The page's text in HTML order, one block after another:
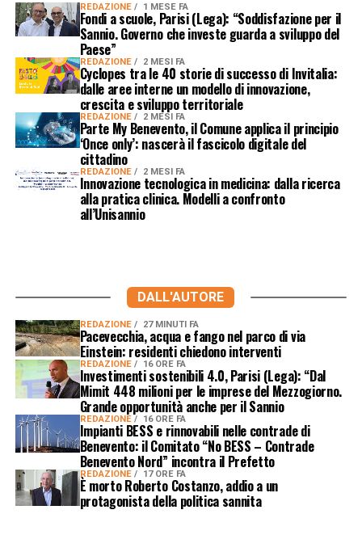
REDAZIONE 1 MESE FA
Fondi a scuole, Parisi (Lega): “Soddisfazione per il
Sannio. Governo che investe guarda a sviluppo del
Paese”
REDAZIONE 2 MESI FA
Cyclopes tra le 40 storie di successo di Invitalia:
dalle aree interne un modello di innovazione,
crescita e sviluppo territoriale
REDAZIONE 2 MESI FA
Parte My Benevento, il Comune applica il principio
‘Once only’: nascerà il fascicolo digitale del
cittadino
REDAZIONE 2 MESI FA
Innovazione tecnologica in medicina: dalla ricerca
alla pratica clinica. Modelli a confronto
all’Unisannio
DALL'AUTORE
REDAZIONE 27 MINUTI FA
Pacevecchia, acqua e fango nel parco di via
Einstein: residenti chiedono interventi
REDAZIONE 16 ORE FA
Investimenti sostenibili 4.0, Parisi (Lega): “Dal
Mimit 448 milioni per le imprese del Mezzogiorno.
Grande opportunità anche per il Sannio
REDAZIONE 16 ORE FA
Impianti BESS e rinnovabili nelle contrade di
Benevento: il Comitato “No BESS – Contrade
Benevento Nord” incontra il Prefetto
REDAZIONE 17 ORE FA
È morto Roberto Costanzo, addio a un
protagonista della politica sannita